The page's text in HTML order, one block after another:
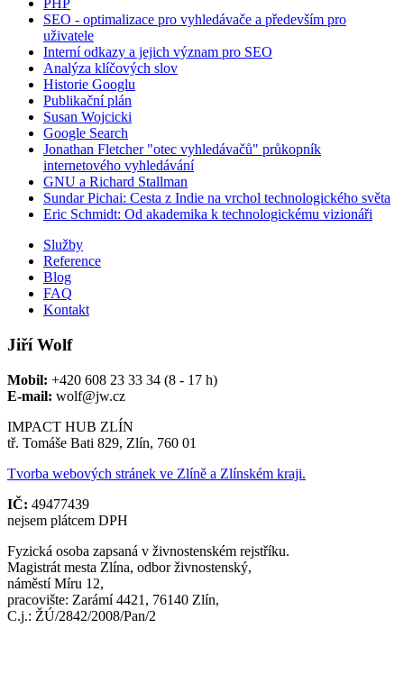
PHP
SEO - optimalizace pro vyhledávače a především pro
uživatele
Interní odkazy a jejich význam pro SEO
Analýza klíčových slov
Historie Googlu
Publikační plán
Susan Wojcicki
Google Search
Jonathan Fletcher "otec vyhledávačů" průkopník
internetového vyhledávání
GNU a Richard Stallman
Sundar Pichai: Cesta z Indie na vrchol technologického světa
Eric Schmidt: Od akademika k technologickému vizionáři
Služby
Reference
Blog
FAQ
Kontakt
Jiří Wolf
Mobil: +420 608 23 33 34 (8 - 17 h)
E-mail: wolf@jw.cz
IMPACT HUB ZLÍN
tř. Tomáše Bati 829, Zlín, 760 01
Tvorba webových stránek ve Zlíně a Zlínském kraji.
IČ: 49477439
nejsem plátcem DPH
Fyzická osoba zapsaná v živnostenském rejstříku.
Magistrát mesta Zlína, odbor živnostenský,
náměstí Míru 12,
pracovište: Zarámí 4421, 76140 Zlín,
C.j.: ŽÚ/2842/2008/Pan/2